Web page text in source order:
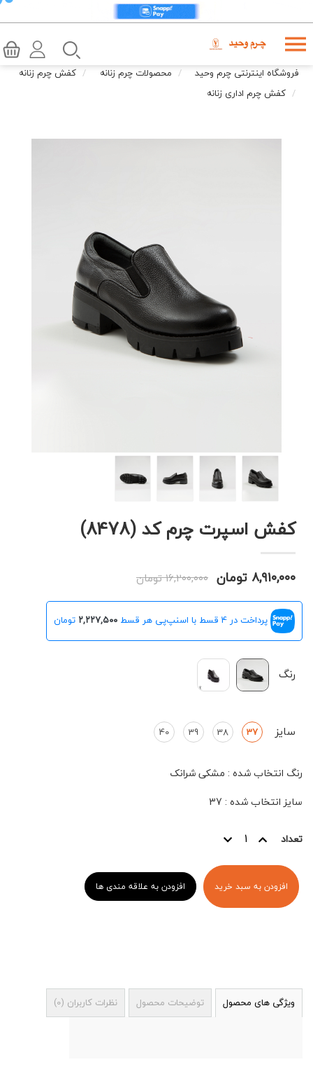
فروشگاه اینترنتی چرم وحید محصولات چرم زنانه
کفش چرم زنانه
کفش چرم اداری زنانه
کفش اسپرت چرم کد (8478)
۸,۹۱۰,۰۰۰ تومان ۱۶,۲۰۰,۰۰۰ تومان
پرداخت در 4 قسط با اسنپ‌پی هر قسط ۲,۲۲۷,۵۰۰ تومان
رنگ
سایز 37
38
39
40
رنگ انتخاب شده : مشکی شرانک
سایز انتخاب شده :
37
تعداد
افزودن به سبد خرید افزودن به علاقه مندی ها
ویژگی های محصول توضیحات محصول نظرات کاربران (
0
)